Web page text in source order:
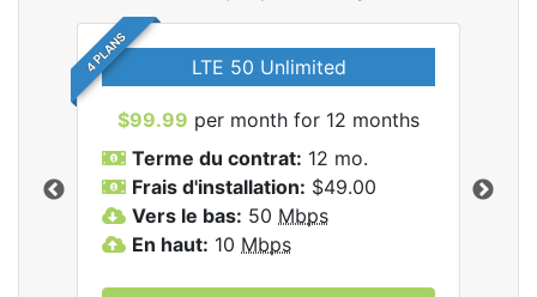
4 PLANS LTE 50 Unlimited
$99.99 per month for 12 months
Terme du contrat: 12 mo.
Frais d'installation: $49.00
Vers le bas: 50 Mbps
En haut: 10 Mbps